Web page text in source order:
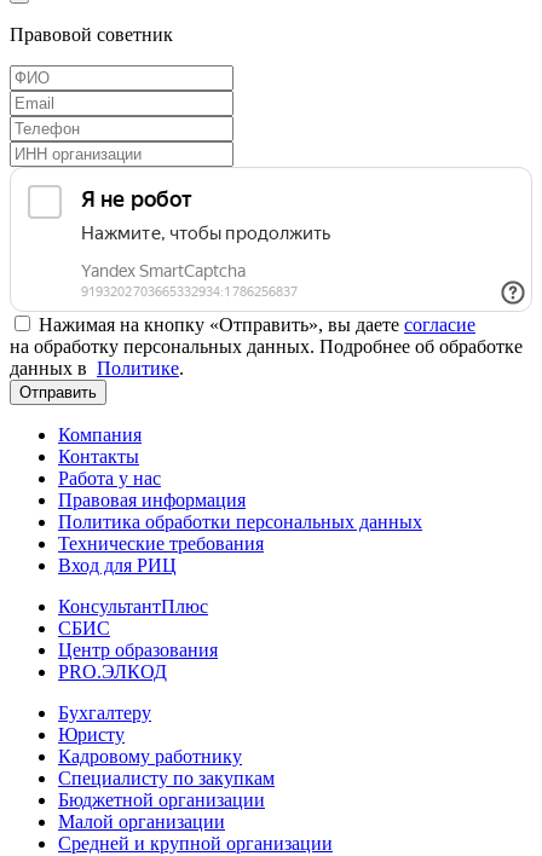
Правовой советник
Нажимая на кнопку «Отправить», вы даете согласие
на обработку персональных данных. Подробнее об обработке
данных в Политике.
Отправить
Компания
Контакты
Работа у нас
Правовая информация
Политика обработки персональных данных
Технические требования
Вход для РИЦ
КонсультантПлюс
СБИС
Центр образования
PRO.ЭЛКОД
Бухгалтеру
Юристу
Кадровому работнику
Специалисту по закупкам
Бюджетной организации
Малой организации
Средней и крупной организации